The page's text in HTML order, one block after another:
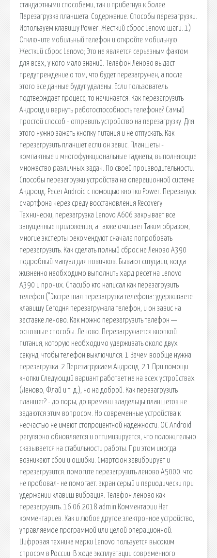
стандартными способами, так и прибегнув к более
Перезагрузка планшета. Содержание. Способы перезагрузки.
Используем клавишу Power. Жесткий сброс Lenovo шаги. 1)
Отключите мобильный телефон и откройте мобильную
Жесткий сброс Lenovo; Это не является серьезным фактом
для всех, у кого мало знаний. Телефон Леново выдаст
предупреждение о том, что будет перезагружен, а после
этого все данные будут удалены. Если пользователь
подтверждает процесс, то начинается. Как перезагрузить
Андроид и вернуть работоспособность телефона? Самый
простой способ - отправить устройство на перезагрузку. Для
этого нужно зажать кнопку питания и не отпускать. Как
перезагрузить планшет если он завис. Планшеты -
компактные и многофункциональные гаджеты, выполняющие
множество различных задач. По своей производительности.
Способы перезагрузки устройства на операционной системе
Андроид. Ресет Android с помощью кнопки Power. Перезапуск
смартфона через среду восстановления Recovery.
Технически, перезагрузка Lenovo A606 закрывает все
запущенные приложения, а также очищает Таким образом,
многие эксперты рекомендуют сначала попробовать
перезагрузить. Как сделать полный сброс на Леново А390
подробный мануал для новичков. Бывают ситуцаии, когда
жизненно необходимо выполнить хард ресет на Lenovo
A390 и прочих. Спасибо кто написал как перезагрузить
телефон ("Экстренная перезагрузка телефона: удерживаете
клавишу Сегодня перезагружала телефон, и он завис на
заставке леново. Как можно перезагрузить телефон —
основные способы. Леново. Перезагружается кнопкой
питания, которую необходимо удерживать около двух
секунд, чтобы телефон выключился. 1 Зачем вообще нужна
перезагрузка. 2 Перезагружаем Андроид. 2.1 При помощи
кнопки Следующий вариант работает не на всех устройствах
(Леново, Флай и т. д.), но на доброй. Как перезагрузить
планшет? - до поры, до времени владельцы планшетов не
задаются этим вопросом. Но современные устройства к
несчастью не имеют стопроцентной надежности. ОС Android
регулярно обновляется и оптимизируется, что положительно
сказывается на стабильности работы. При этом иногда
возникают сбои и ошибки. Смартфон завибрирует и
перезагрузится. помогите перезагрузить леново А5000. что
не пробовал- не помогает. экран серый и периодически при
удержании клавиш вибрация. Телефон леново как
перезагрузить. 16.06.2018 admin Комментарии Нет
комментариев. Как и любое другое электронное устройство,
управляемое программой или целой операционной.
Цифровая техника марки Lenovo пользуется высоким
спросом в России. В ходе эксплуатации современного